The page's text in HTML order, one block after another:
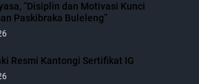
“Disiplin dan Motivasi Kunci
Paskibraka Buleleng”
Resmi Kantongi Sertifikat IG